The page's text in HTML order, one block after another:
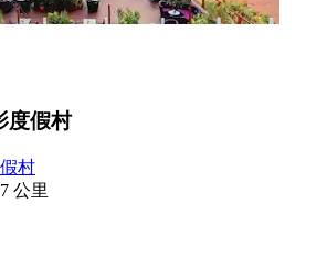
度假村
村
公里